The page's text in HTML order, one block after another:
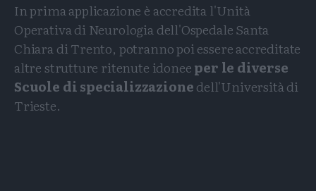
In prima applicazione è accredita l'Unità
Operativa di Neurologia dell'Ospedale Santa
Chiara di Trento, potranno poi essere accreditate
altre strutture ritenute idoneeper le diverse
Scuole di specializzazionedell'Università di
Trieste.